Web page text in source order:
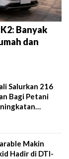
Banyak
dan
Salurkan 216
Bagi Petani
Makin
Hadir di DTI-